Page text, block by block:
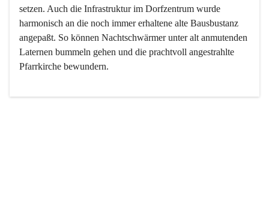
setzen. Auch die Infrastruktur im Dorfzentrum wurde
harmonisch an die noch immer erhaltene alte Bausbustanz
angepaßt. So können Nachtschwärmer unter alt anmutenden
Laternen bummeln gehen und die prachtvoll angestrahlte
Pfarrkirche bewundern.
Der Weinbau dominert heute nicht mehr, ist aber integrativer